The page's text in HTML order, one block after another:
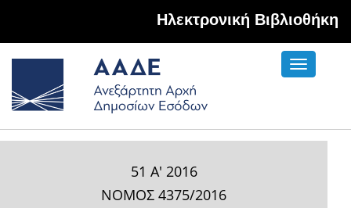
Hλεκτρονική Βιβλιοθήκη
Toggle
51 Α' 2016
ΝΟΜΟΣ 4375/2016